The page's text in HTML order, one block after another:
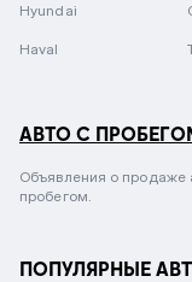
Hyundai
Haval
АВТО С
Объявления о продаже
пробегом.
ПОПУЛЯРНЫЕ